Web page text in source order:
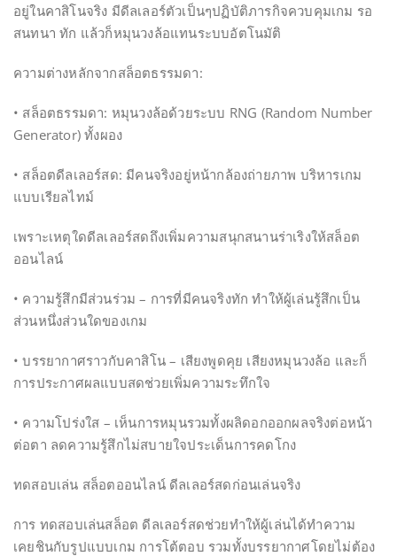
อยู่ในคาสิโนจริง มีดีลเลอร์ตัวเป็นๆปฏิบัติภารกิจควบคุมเกม รอ
สนทนา ทัก แล้วก็หมุนวงล้อแทนระบบอัตโนมัติ
ความต่างหลักจากสล็อตธรรมดา:
• สล็อตธรรมดา: หมุนวงล้อด้วยระบบ RNG (Random Number
Generator) ทั้งผอง
• สล็อตดีลเลอร์สด: มีคนจริงอยู่หน้ากล้องถ่ายภาพ บริหารเกม
แบบเรียลไทม์
เพราะเหตุใดดีลเลอร์สดถึงเพิ่มความสนุกสนานร่าเริงให้สล็อต
ออนไลน์
• ความรู้สึกมีส่วนร่วม – การที่มีคนจริงทัก ทำให้ผู้เล่นรู้สึกเป็น
ส่วนหนึ่งส่วนใดของเกม
• บรรยากาศราวกับคาสิโน – เสียงพูดคุย เสียงหมุนวงล้อ และก็
การประกาศผลแบบสดช่วยเพิ่มความระทึกใจ
• ความโปร่งใส – เห็นการหมุนรวมทั้งผลิดอกออกผลจริงต่อหน้า
ต่อตา ลดความรู้สึกไม่สบายใจประเด็นการคดโกง
ทดสอบเล่น สล็อตออนไลน์ ดีลเลอร์สดก่อนเล่นจริง
การ ทดสอบเล่นสล็อต ดีลเลอร์สดช่วยทำให้ผู้เล่นได้ทำความ
เคยชินกับรูปแบบเกม การโต้ตอบ รวมทั้งบรรยากาศโดยไม่ต้อง